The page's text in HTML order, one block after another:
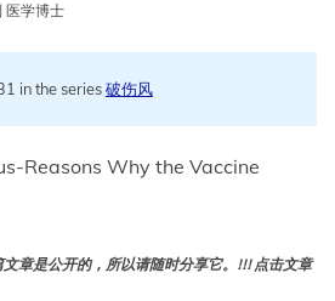
医学博士
in the series破伤风
Reasons Why the Vaccine
章是公开的，所以请随时分享它。!!! 点击文章